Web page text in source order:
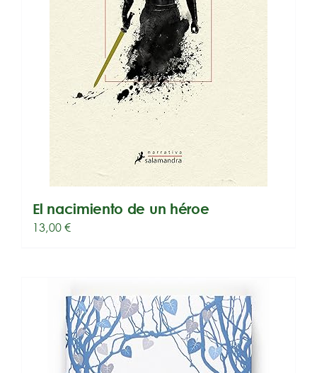
El nacimiento de un héroe
13,00€